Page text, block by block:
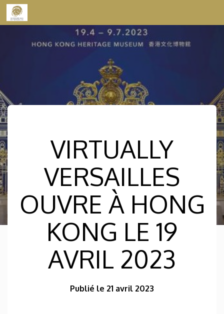
Skip to content
VIRTUALLY
VERSAILLES
OUVRE À HONG
KONG LE 19
AVRIL 2023
Publié le 21 avril 2023